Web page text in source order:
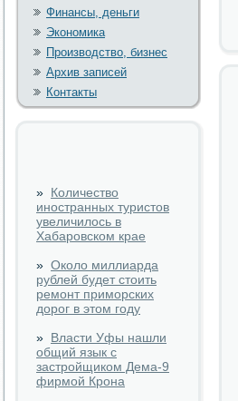
Финансы, деньги
Экономика
Производство, бизнес
Архив записей
Контакты
» Количество
иностранных туристов
увеличилось в
Хабаровском крае
» Около миллиарда
рублей будет стоить
ремонт приморских
дорог в этом году
» Власти Уфы нашли
общий язык с
застройщиком Дема-9
фирмой Крона